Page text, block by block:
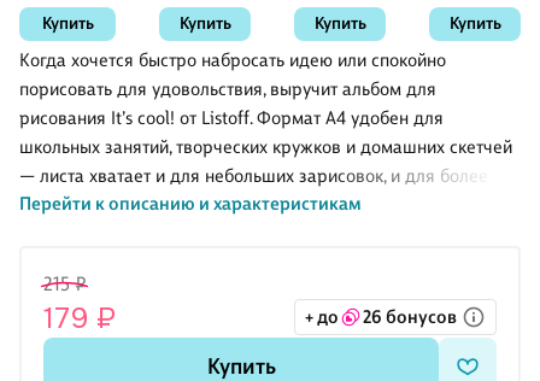
Когда хочется быстро набросать идею или спокойно
порисовать для удовольствия, выручит альбом для
рисования It’s cool! от Listoff. Формат А4 удобен для
школьных занятий, творческих кружков и домашних скетчей
— листа хватает и для небольших зарисовок, и для более
детальной работы.
рисунки, чтобы хранить их отдельно или дарить. Плотная
обложка из мелованного картона защищает листы от
замятий в рюкзаке, а выборочный лак добавляет приятный
Перейти к описанию и характеристикам
idea,
художественный,
для
угля, пастели
Купить
прямоугольная,
СТАММ
Купить
«Бабочка», 8
ячеек,
белая,
Купить
«Косатка»
Listoff А4, 30
листов,
Купить
215 ₽
179 ₽ + до 26 бонусов
Купить